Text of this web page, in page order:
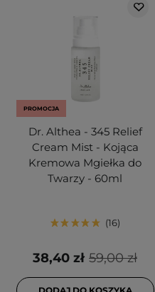
PROMOCJA
Dr. Althea - 345 Relief
Cream Mist - Kojąca
Kremowa Mgiełka do
Twarzy - 60ml
16
59,00 zł
38,40 zł